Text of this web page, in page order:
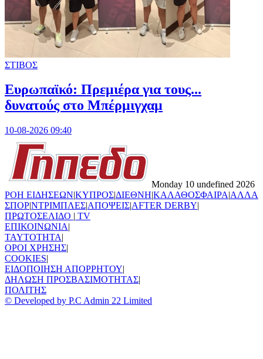
ΣΤΙΒΟΣ
Ευρωπαϊκό: Πρεμιέρα για τους...
δυνατούς στο Μπέρμιγχαμ
10-08-2026 09:40
Monday 10 undefined 2026
ΡΟΗ ΕΙΔΗΣΕΩΝ|ΚΥΠΡΟΣ|ΔΙΕΘΝΗ|ΚΑΛΑΘΟΣΦΑΙΡΑ|ΑΛΛΑ
ΣΠΟΡ|ΝΤΡΙΜΠΛΕΣ|ΑΠΟΨΕΙΣ|AFTER DERBY|
ΠΡΩΤΟΣΕΛΙΔΟ | TV
ΕΠΙΚΟΙΝΩΝΙΑ|
TAYTOTHTA|
ΟΡΟΙ ΧΡΗΣΗΣ|
COOKIES|
ΕΙΔΟΠΟΙΗΣΗ ΑΠΟΡΡΗΤΟΥ|
ΔΗΛΩΣΗ ΠΡΟΣΒΑΣΙΜΟΤΗΤΑΣ|
ΠΟΛΙΤΗΣ
© Developed by P.C Admin 22 Limited